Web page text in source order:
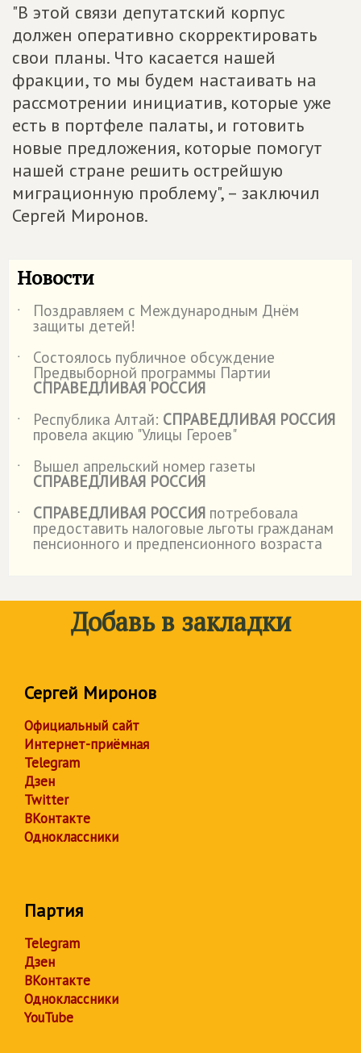
"В этой связи депутатский корпус
должен оперативно скорректировать
свои планы. Что касается нашей
фракции, то мы будем настаивать на
рассмотрении инициатив, которые уже
есть в портфеле палаты, и готовить
новые предложения, которые помогут
нашей стране решить острейшую
миграционную проблему", – заключил
Сергей Миронов.
Новости
˙ Поздравляем с Международным Днём
защиты детей!
˙
Состоялось публичное обсуждение
Предвыборной программы Партии
СПРАВЕДЛИВАЯ РОССИЯ
˙
Республика Алтай: СПРАВЕДЛИВАЯ РОССИЯ
провела акцию "Улицы Героев"
˙
Вышел апрельский номер газеты
СПРАВЕДЛИВАЯ РОССИЯ
˙
СПРАВЕДЛИВАЯ РОССИЯ потребовала
предоставить налоговые льготы гражданам
пенсионного и предпенсионного возраста
Добавь в закладки
Сергей Миронов
Официальный сайт
Интернет-приёмная
Telegram
Дзен
Twitter
ВКонтакте
Одноклассники
Партия
Telegram
Дзен
ВКонтакте
Одноклассники
YouTube